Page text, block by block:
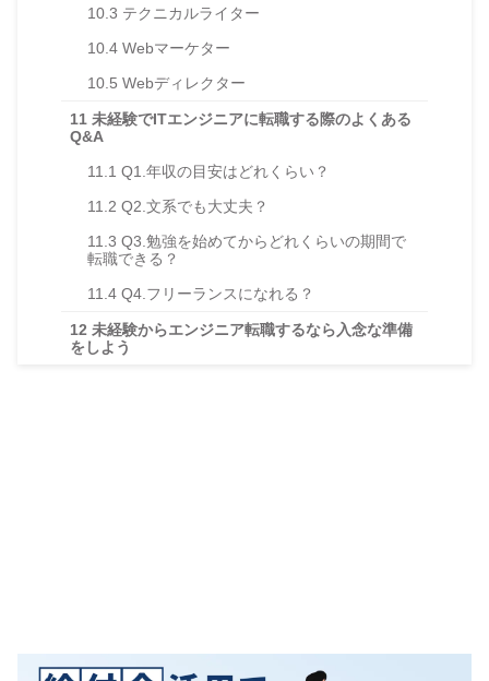
10.3 テクニカルライター
10.4 Webマーケター
10.5 Webディレクター
11 未経験でITエンジニアに転職する際のよくある
Q&A
11.1 Q1.年収の目安はどれくらい？
11.2 Q2.文系でも大丈夫？
11.3 Q3.勉強を始めてからどれくらいの期間で
転職できる？
11.4 Q4.フリーランスになれる？
12 未経験からエンジニア転職するなら入念な準備
をしよう